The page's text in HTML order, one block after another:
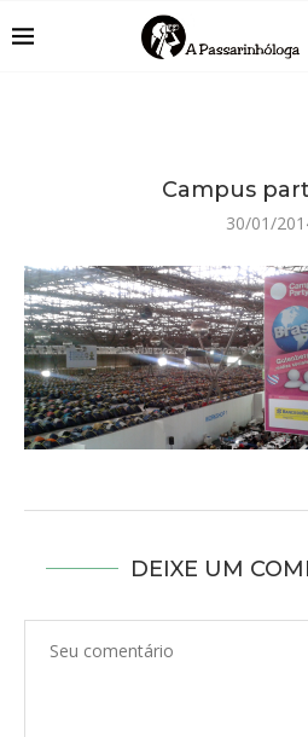
Campus
30/01/
DEIXE UM